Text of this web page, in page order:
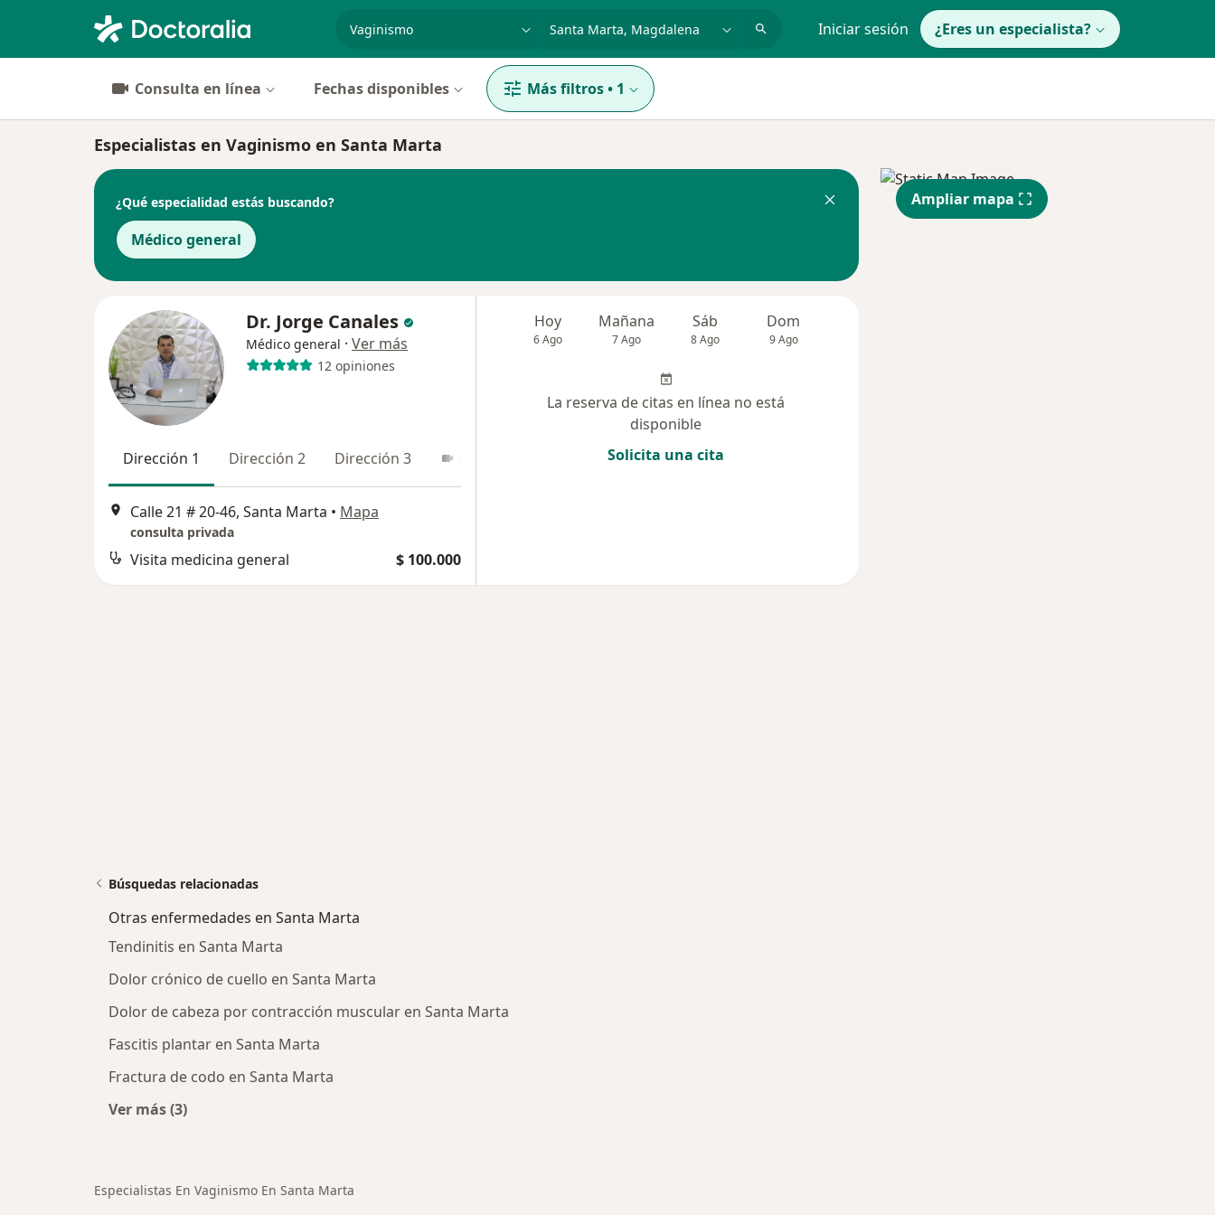
Iniciar sesión ¿Eres un especialista?
Consulta en línea Fechas disponibles Más filtros• 1
Especialistas en Vaginismo en Santa Marta
¿Qué especialidad estás buscando?
Médico general
Dr. Jorge Canales
Médico general · Ver más
12 opiniones
Dirección 1 Dirección 2 Dirección 3
Calle 21 # 20-46, Santa Marta • Mapa
consulta privada
Visita medicina general $ 100.000
Hoy
6 Ago
Mañana
7 Ago
Sáb
8 Ago
Dom
9 Ago
La reserva de citas en línea no está
disponible
Solicita una cita
Ampliar mapa
Búsquedas relacionadas
Otras enfermedades en Santa Marta
Tendinitis en Santa Marta
Dolor crónico de cuello en Santa Marta
Dolor de cabeza por contracción muscular en Santa Marta
Fascitis plantar en Santa Marta
Fractura de codo en Santa Marta
Ver más (3)
Especialistas En Vaginismo En Santa Marta